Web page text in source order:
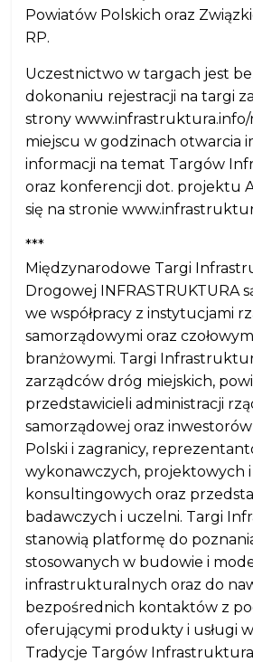
Powiatów Polskich oraz
RP.
Uczestnictwo w targach jest
dokonaniu rejestracji na targi
strony
miejscu w godzinach otwarcia
informacji na temat Targów
oraz konferencji dot. projektu
się na stronie
***
Międzynarodowe Targi
Drogowej INFRASTRUKTURA
we współpracy z instytucjami
samorządowymi oraz
branżowymi. Targi
zarządców dróg miejskich,
przedstawicieli administracji
samorządowej oraz
Polski i zagranicy,
wykonawczych, projektowych i
konsultingowych oraz
badawczych i uczelni. Targi
stanowią platformę do
stosowanych w budowie i
infrastrukturalnych oraz do
bezpośrednich kontaktów z
oferującymi produkty i usługi
Tradycje Targów Infrastruktura